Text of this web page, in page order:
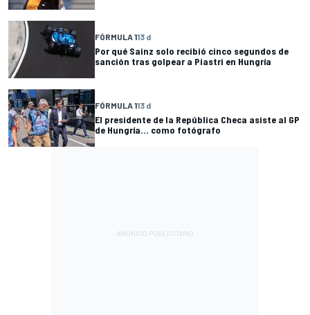
FÓRMULA 113 d
Por qué Sainz solo recibió cinco segundos de
sanción tras golpear a Piastri en Hungría
FÓRMULA 113 d
El presidente de la República Checa asiste al GP
de Hungría... como fotógrafo